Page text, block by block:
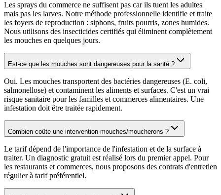
Les sprays du commerce ne suffisent pas car ils tuent les adultes
mais pas les larves. Notre méthode professionnelle identifie et traite
les foyers de reproduction : siphons, fruits pourris, zones humides.
Nous utilisons des insecticides certifiés qui éliminent complètement
les mouches en quelques jours.
Est-ce que les mouches sont dangereuses pour la santé ?
Oui. Les mouches transportent des bactéries dangereuses (E. coli,
salmonellose) et contaminent les aliments et surfaces. C'est un vrai
risque sanitaire pour les familles et commerces alimentaires. Une
infestation doit être traitée rapidement.
Combien coûte une intervention mouches/moucherons ?
Le tarif dépend de l'importance de l'infestation et de la surface à
traiter. Un diagnostic gratuit est réalisé lors du premier appel. Pour
les restaurants et commerces, nous proposons des contrats d'entretien
régulier à tarif préférentiel.